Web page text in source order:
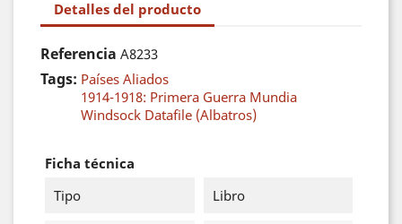
Detalles del producto
Referencia A8233
Tags: Países Aliados
1914-1918: Primera Guerra Mundia
Windsock Datafile (Albatros)
Ficha técnica
Tipo
Libro